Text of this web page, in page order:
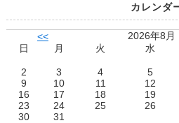
カレンダ
<<
2026年8月
日
月 火 水
2
3 4 5
9
10 11 12
16
17 18 19
23
24 25 26
30
31